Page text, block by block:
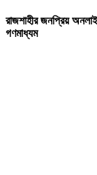
রাজশাহীর জনপ্রিয়
গণমাধ্যম